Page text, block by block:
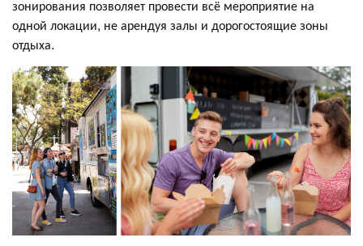
зонирования позволяет провести всё мероприятие на
одной локации, не арендуя залы и дорогостоящие зоны
отдыха.